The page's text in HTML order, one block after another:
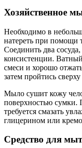
Хозяйственное
Необходимо в
натереть при помощи
Соединить два
консистенции.
смеси и хорошо
затем пройтись
Мыло сушит кожу
поверхностью сумки.
требуется смазать
глицерином или
Средство для